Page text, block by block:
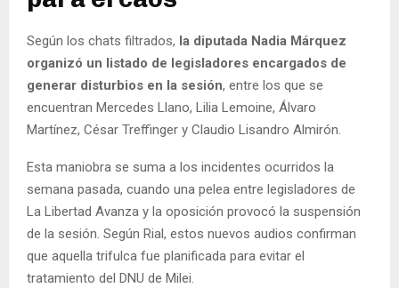
Según los chats filtrados, la diputada Nadia Márquez
organizó un listado de legisladores encargados de
generar disturbios en la sesión, entre los que se
encuentran Mercedes Llano, Lilia Lemoine, Álvaro
Martínez, César Treffinger y Claudio Lisandro Almirón.
Esta maniobra se suma a los incidentes ocurridos la
semana pasada, cuando una pelea entre legisladores de
La Libertad Avanza y la oposición provocó la suspensión
de la sesión. Según Rial, estos nuevos audios confirman
que aquella trifulca fue planificada para evitar el
tratamiento del DNU de Milei.